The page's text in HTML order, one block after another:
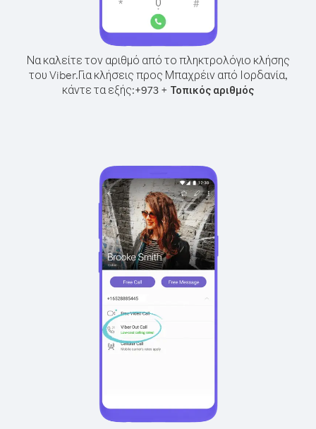
Να καλείτε τον αριθμό από το πληκτρολόγιο κλήσης
του Viber.Για κλήσεις προς Μπαχρέιν από Ιορδανία,
κάντε τα εξής:+973 + Τοπικός αριθμός